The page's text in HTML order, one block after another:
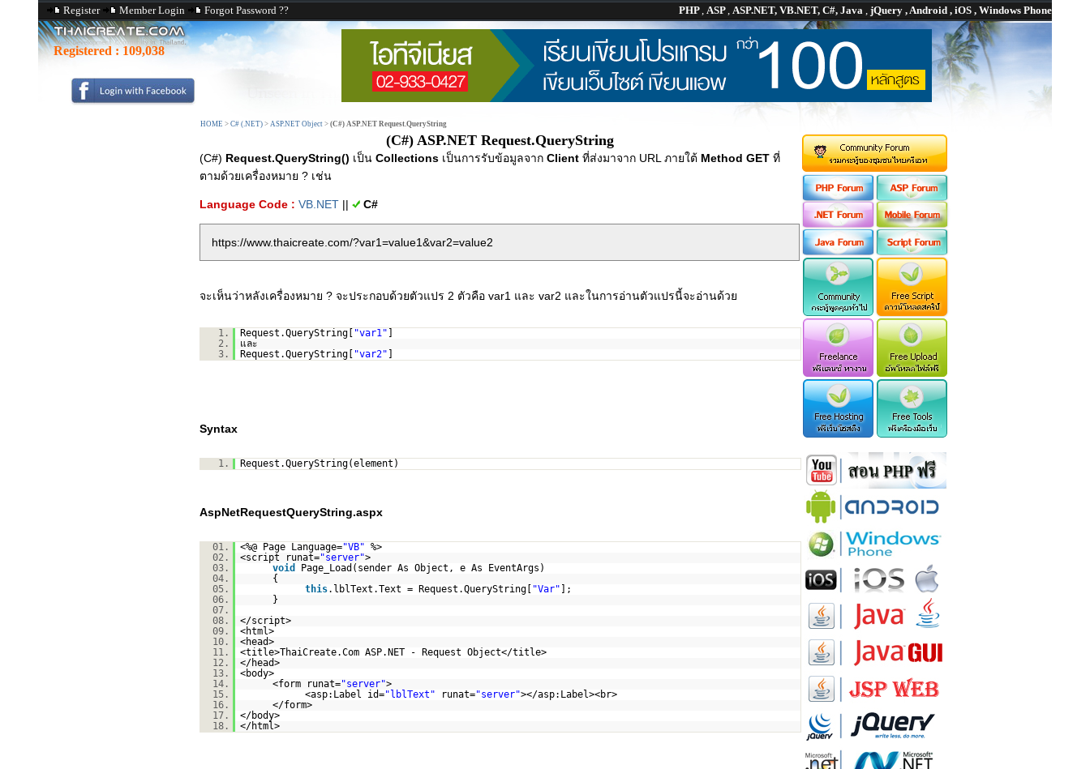
Register Member Login Forgot Password ?? PHP, ASP, ASP.NET, VB.NET, C#, Java , jQuery , Android , iOS , Windows Phone
Registered : 109,038
HOME > C# (.NET) > ASP.NET Object > (C#) ASP.NET Request.QueryString
(C#) ASP.NET Request.QueryString
(C#) Request.QueryString() เป็น Collections เป็นการรับข้อมูลจาก Client ที่ส่งมาจาก URL ภายใต้ Method GET ที่
ตามด้วยเครื่องหมาย ? เช่น
Language Code : VB.NET || C#
https://www.thaicreate.com/?var1=value1&var2=value2
จะเห็นว่าหลังเครื่องหมาย ? จะประกอบด้วยตัวแปร 2 ตัวคือ var1 และ var2 และในการอ่านตัวแปรนี้จะอ่านด้วย
1. Request.QueryString[ "var1"
2.
และ
3.
Request.QueryString[ "var2"
Syntax
1. Request.QueryString(element)
AspNetRequestQueryString.aspx
01. <%@ Page Language="VB" %>
02.
<script runat="server">
03.
void
Page_Load(sender As Object, e As EventArgs)
04.
{
05.
this.lblText.Text = Request.QueryString[ "Var" ];
06.
}
07.
08.
</script>
09.
<html>
10.
<head>
11.
<title>ThaiCreate.Com ASP.NET - Request Object</title>
12.
</head>
13.
<body>
14.
<form runat="server">
15.
<asp:Label id="lblText" runat="server"></asp:Label><br>
16.
</form>
17.
</body>
18.
</html>